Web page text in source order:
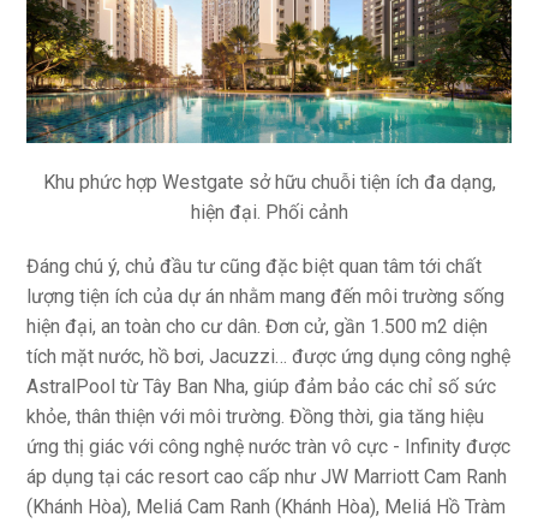
Khu phức hợp Westgate sở hữu chuỗi tiện ích đa dạng,
hiện đại. Phối cảnh
Đáng chú ý, chủ đầu tư cũng đặc biệt quan tâm tới chất
lượng tiện ích của dự án nhằm mang đến môi trường sống
hiện đại, an toàn cho cư dân. Đơn cử, gần 1.500 m2 diện
tích mặt nước, hồ bơi, Jacuzzi… được ứng dụng công nghệ
AstralPool từ Tây Ban Nha, giúp đảm bảo các chỉ số sức
khỏe, thân thiện với môi trường. Đồng thời, gia tăng hiệu
ứng thị giác với công nghệ nước tràn vô cực - Infinity được
áp dụng tại các resort cao cấp như JW Marriott Cam Ranh
(Khánh Hòa), Meliá Cam Ranh (Khánh Hòa), Meliá Hồ Tràm